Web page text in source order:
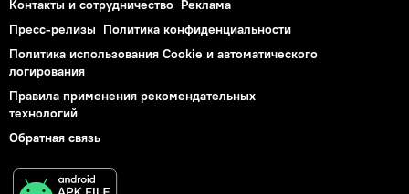
Контакты и сотрудничество Реклама
Пресс-релизы Политика конфиденциальности
Политика использования Cookie и автоматического
логирования
Правила применения рекомендательных
технологий
Обратная связь